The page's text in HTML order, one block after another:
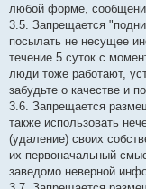
любой форме,
3.5. Запрещается
посылать не несущее
течение 5 суток с
люди тоже работают,
забудьте о качестве и
3.6. Запрещается
также использовать
(удаление) своих
их первоначальный
заведомо неверной